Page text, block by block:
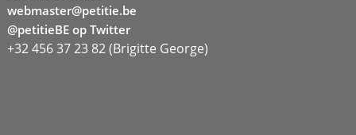
webmaster@petitie.be
@petitieBE op Twitter
+32 456 37 23 82 (Brigitte George)